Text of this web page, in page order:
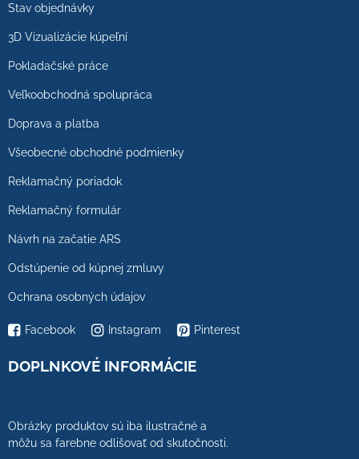
Stav objednávky
3D Vizualizácie kúpeľní
Pokladačské práce
Veľkoobchodná spolupráca
Doprava a platba
Všeobecné obchodné podmienky
Reklamačný poriadok
Reklamačný formulár
Návrh na začatie ARS
Odstúpenie od kúpnej zmluvy
Ochrana osobných údajov
Facebook Instagram Pinterest
DOPLNKOVÉ INFORMÁCIE
Obrázky produktov sú iba ilustračné a
môžu sa farebne odlišovať od skutočnosti.